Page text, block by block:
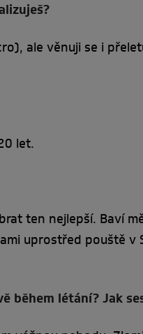
ale věnuji se i
let.
ten nejlepší. Baví
uprostřed pouště
během létání? Jak